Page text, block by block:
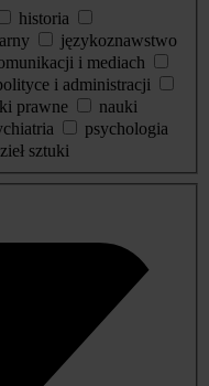
historia
językoznawstwo
i mediach
i administracji
prawne
nauki
psychologia
sztuki